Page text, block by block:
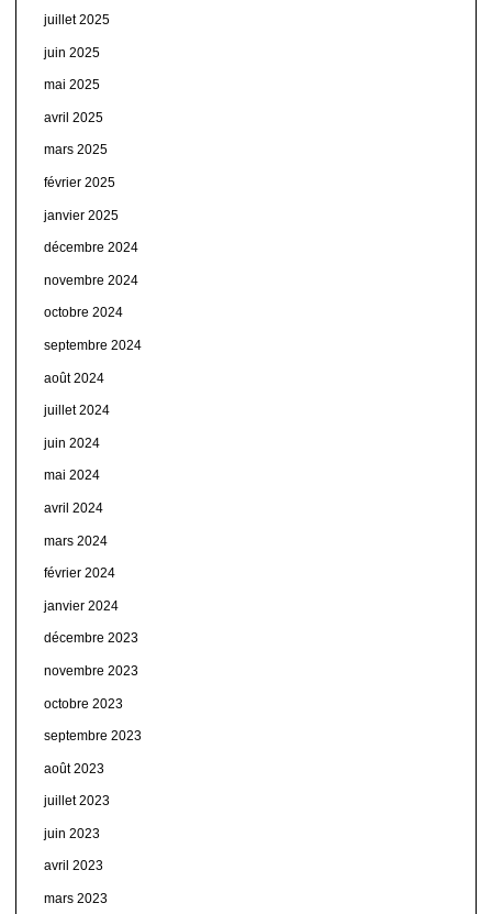
juillet 2025
juin 2025
mai 2025
avril 2025
mars 2025
février 2025
janvier 2025
décembre 2024
novembre 2024
octobre 2024
septembre 2024
août 2024
juillet 2024
juin 2024
mai 2024
avril 2024
mars 2024
février 2024
janvier 2024
décembre 2023
novembre 2023
octobre 2023
septembre 2023
août 2023
juillet 2023
juin 2023
avril 2023
mars 2023